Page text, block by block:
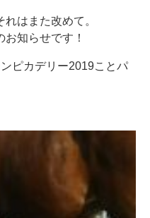
はまた改めて。
知らせです！
ピカデリー2019ことパ